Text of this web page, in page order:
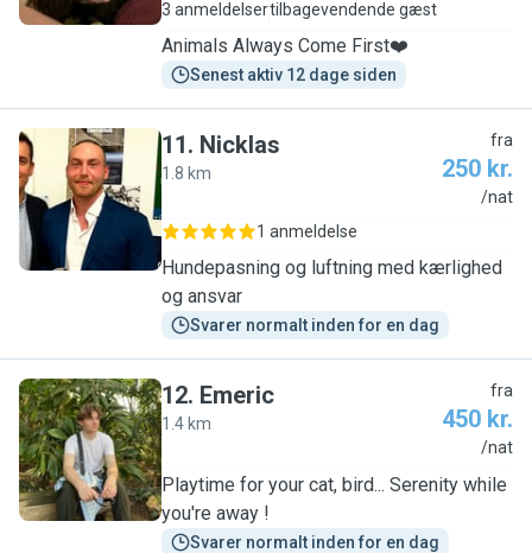
3 anmeldelsertilbagevendende gæst
Animals Always Come First❤️
Senest aktiv 12 dage siden
N
11. Nicklas
1.8 km
fra
250 kr.
/nat
1 anmeldelse
Hundepasning og luftning med kærlighed
og ansvar
Svarer normalt inden for en dag
E
12. Emeric
1.4 km
fra
450 kr.
/nat
Playtime for your cat, bird... Serenity while
you're away !
Svarer normalt inden for en dag